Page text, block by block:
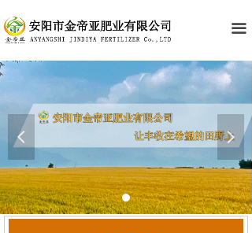
넳 넲
끀
网站首页
硝硫基复合肥
硫基复合肥
氯基复合肥
粉剂水溶肥